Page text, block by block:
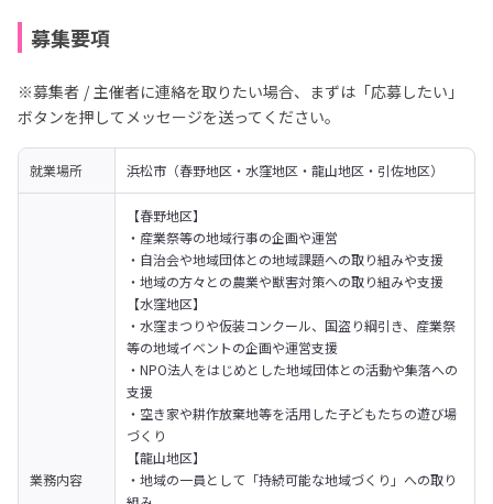
募集要項
※募集者 / 主催者に連絡を取りたい場合、まずは「応募したい」
ボタンを押してメッセージを送ってください。
就業場所 浜松市（春野地区・水窪地区・龍山地区・引佐地区）
業務内容
【春野地区】
・産業祭等の地域行事の企画や運営
・自治会や地域団体との地域課題への取り組みや支援
・地域の方々との農業や獣害対策への取り組みや支援
【水窪地区】
・水窪まつりや仮装コンクール、国盗り綱引き、産業祭
等の地域イベントの企画や運営支援
・NPO法人をはじめとした地域団体との活動や集落への
支援
・空き家や耕作放棄地等を活用した子どもたちの遊び場
づくり
【龍山地区】
・地域の一員として「持続可能な地域づくり」への取り